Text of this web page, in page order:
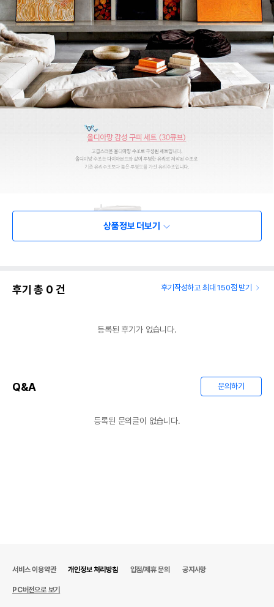
상품정보 더보기
후기 총 0 건 후기작성하고 최대 150점 받기
등록된 후기가 없습니다.
Q&A 문의하기
등록된 문의글이 없습니다.
서비스 이용약관 개인정보 처리방침 입점/제휴 문의 공지사항
PC버전으로 보기